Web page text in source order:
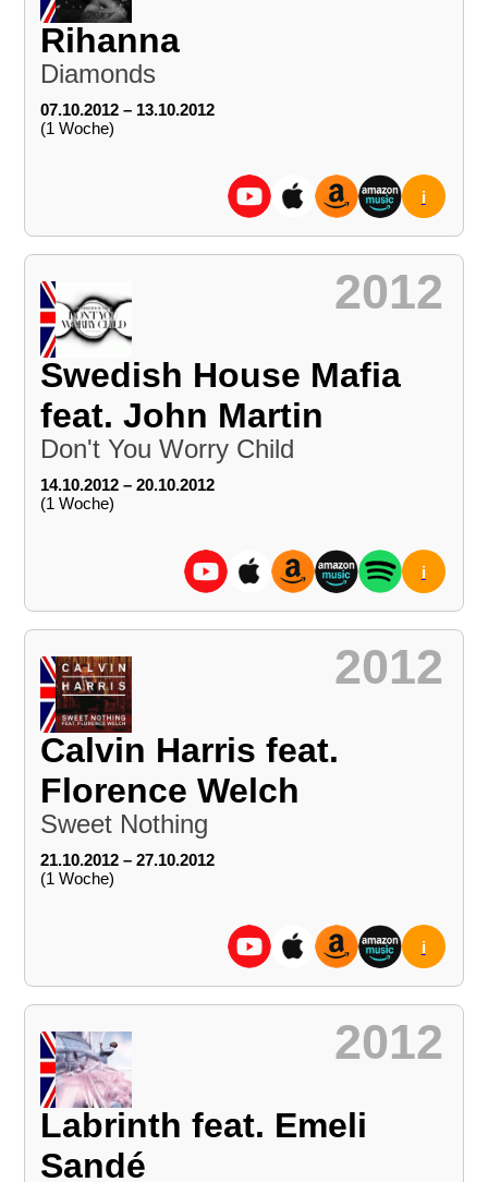
Rihanna
Diamonds
07.10.2012 – 13.10.2012
(1 Woche)
i
2012
Swedish House Mafia
feat. John Martin
Don't You Worry Child
14.10.2012 – 20.10.2012
(1 Woche)
i
2012
Calvin Harris feat.
Florence Welch
Sweet Nothing
21.10.2012 – 27.10.2012
(1 Woche)
i
2012
Labrinth feat. Emeli
Sandé